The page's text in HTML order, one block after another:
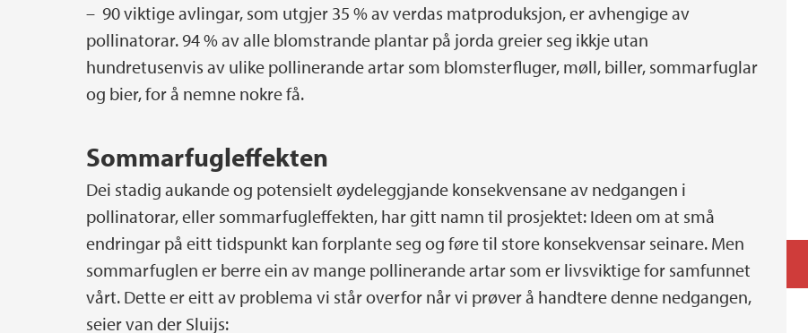
– 90 viktige avlingar, som utgjer 35 % av verdas matproduksjon, er avhengige av
pollinatorar. 94 % av alle blomstrande plantar på jorda greier seg ikkje utan
hundretusenvis av ulike pollinerande artar som blomsterfluger, møll, biller, sommarfuglar
og bier, for å nemne nokre få.
Sommarfugleffekten
Dei stadig aukande og potensielt øydeleggjande konsekvensane av nedgangen i
pollinatorar, eller sommarfugleffekten, har gitt namn til prosjektet: Ideen om at små
endringar på eitt tidspunkt kan forplante seg og føre til store konsekvensar seinare. Men
sommarfuglen er berre ein av mange pollinerande artar som er livsviktige for samfunnet
vårt. Dette er eitt av problema vi står overfor når vi prøver å handtere denne nedgangen,
seier van der Sluijs: